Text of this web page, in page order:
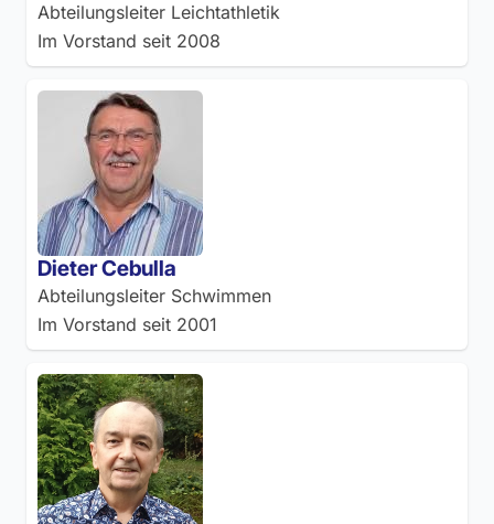
Abteilungsleiter Leichtathletik
Im Vorstand seit 2008
Dieter Cebulla
Abteilungsleiter Schwimmen
Im Vorstand seit 2001